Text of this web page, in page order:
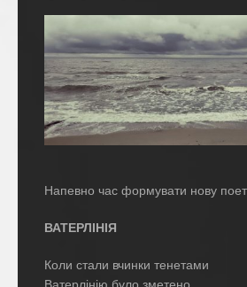
Напевно час формувати нову
ВАТЕРЛІНІЯ
Коли стали вчинки тенетами